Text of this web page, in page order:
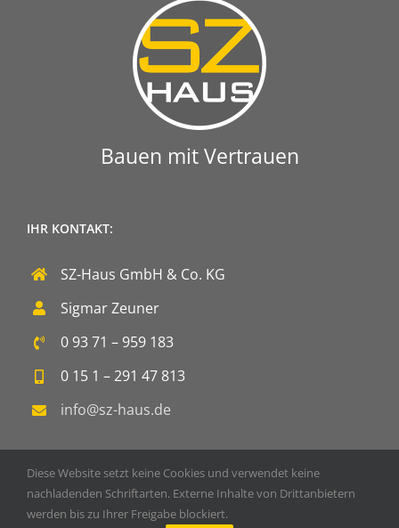
Bauen mit Vertrauen
IHR KONTAKT:
SZ-Haus GmbH & Co. KG
Sigmar Zeuner
0 93 71 – 959 183
0 15 1 – 291 47 813
info@sz-haus.de
Copyright 2020 SZ-Haus GmbH & Co. KG | Powered by
Diese Website setzt keine Cookies und verwendet keine
nachladenden Schriftarten. Externe Inhalte von Drittanbietern
werden bis zu Ihrer Freigabe blockiert.